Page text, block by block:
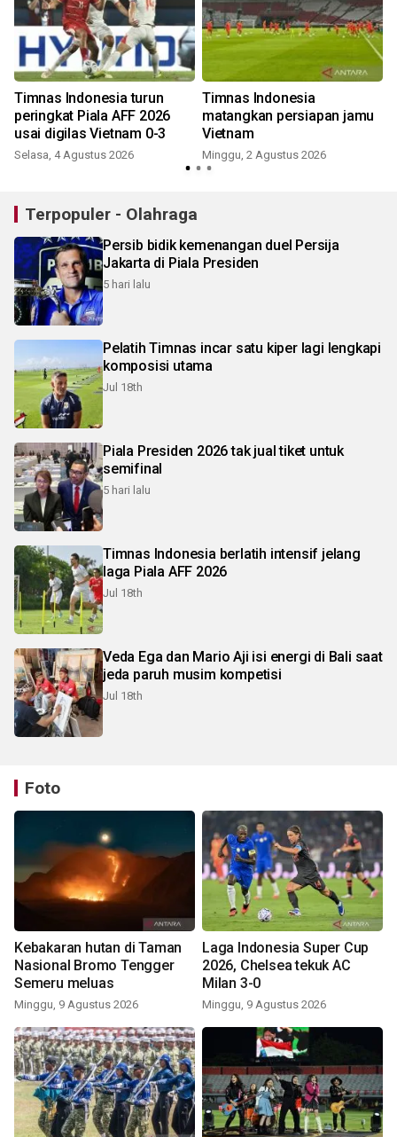
Timnas Indonesia turun
peringkat Piala AFF 2026
usai digilas Vietnam 0-3
Selasa, 4 Agustus 2026
Timnas Indonesia
matangkan persiapan jamu
Vietnam
Minggu, 2 Agustus 2026
Terpopuler - Olahraga
Persib bidik kemenangan duel Persija
Jakarta di Piala Presiden
5 hari lalu
Pelatih Timnas incar satu kiper lagi lengkapi
komposisi utama
Jul 18th
Piala Presiden 2026 tak jual tiket untuk
semifinal
5 hari lalu
Timnas Indonesia berlatih intensif jelang
laga Piala AFF 2026
Jul 18th
Veda Ega dan Mario Aji isi energi di Bali saat
jeda paruh musim kompetisi
Jul 18th
Foto
Kebakaran hutan di Taman
Nasional Bromo Tengger
Semeru meluas
Minggu, 9 Agustus 2026
Laga Indonesia Super Cup
2026, Chelsea tekuk AC
Milan 3-0
Minggu, 9 Agustus 2026